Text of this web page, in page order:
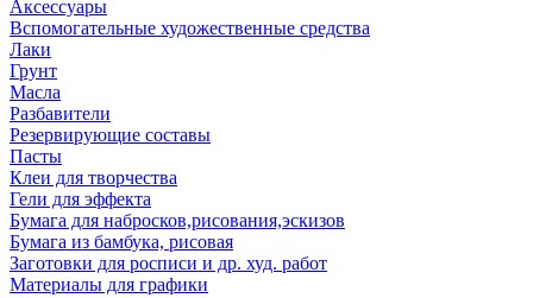
Аксессуары
Вспомогательные художественные средства
Лаки
Грунт
Масла
Разбавители
Резервирующие составы
Пасты
Клеи для творчества
Гели для эффекта
Бумага для набросков,рисования,эскизов
Бумага из бамбука, рисовая
Заготовки для росписи и др. худ. работ
Материалы для графики